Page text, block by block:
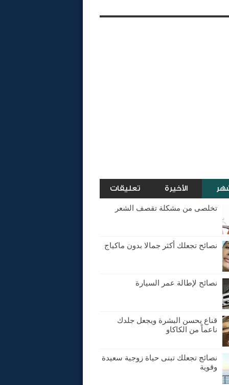
الأخيرة تعليقات
تخلصى من مشكلة تقصف الشعر
نصائح تجعلك أكثر جمالا بدون ماكياج
نصائح لإطالة عمر السيارة
قناع يحسن البشرة ويجعل جلدك
ناعماً من الكاكاو
نصائج تجعلك تبنى حياة زوجية سعيدة
وقوية